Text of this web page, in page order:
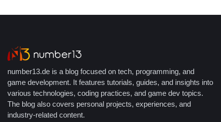
number13.de is a blog focused on tech, programming, and
game development. It features tutorials, guides, and insights into
various technologies, coding practices, and game dev topics.
The blog also covers personal projects, experiences, and
industry-related content.